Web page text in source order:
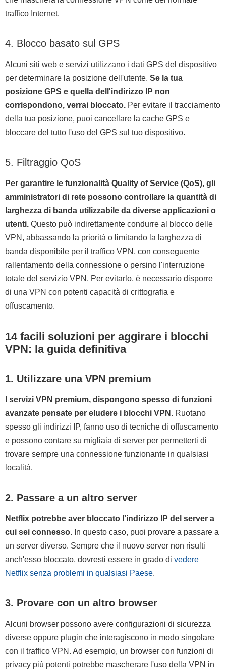
traffico Internet.
4. Blocco basato sul GPS
Alcuni siti web e servizi utilizzano i dati GPS del dispositivo
per determinare la posizione dell'utente. Se la tua
posizione GPS e quella dell'indirizzo IP non
corrispondono, verrai bloccato. Per evitare il tracciamento
della tua posizione, puoi cancellare la cache GPS e
bloccare del tutto l'uso del GPS sul tuo dispositivo.
5. Filtraggio QoS
Per garantire le funzionalità Quality of Service (QoS), gli
amministratori di rete possono controllare la quantità di
larghezza di banda utilizzabile da diverse applicazioni o
utenti. Questo può indirettamente condurre al blocco delle
VPN, abbassando la priorità o limitando la larghezza di
banda disponibile per il traffico VPN, con conseguente
rallentamento della connessione o persino l'interruzione
totale del servizio VPN. Per evitarlo, è necessario disporre
di una VPN con potenti capacità di crittografia e
offuscamento.
14 facili soluzioni per aggirare i blocchi
VPN: la guida definitiva
1. Utilizzare una VPN premium
I servizi VPN premium, dispongono spesso di funzioni
avanzate pensate per eludere i blocchi VPN. Ruotano
spesso gli indirizzi IP, fanno uso di tecniche di offuscamento
e possono contare su migliaia di server per permetterti di
trovare sempre una connessione funzionante in qualsiasi
località.
2. Passare a un altro server
Netflix potrebbe aver bloccato l'indirizzo IP del server a
cui sei connesso. In questo caso, puoi provare a passare a
un server diverso. Sempre che il nuovo server non risulti
anch'esso bloccato, dovresti essere in grado di vedere
Netflix senza problemi in qualsiasi Paese.
3. Provare con un altro browser
Alcuni browser possono avere configurazioni di sicurezza
diverse oppure plugin che interagiscono in modo singolare
con il traffico VPN. Ad esempio, un browser con funzioni di
privacy più potenti potrebbe mascherare l'uso della VPN in